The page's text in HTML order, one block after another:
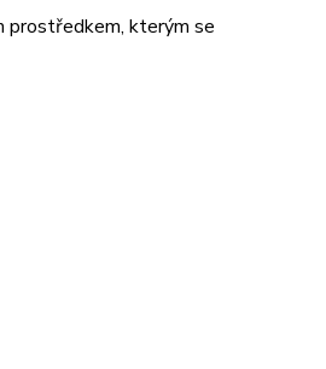
prostředkem, kterým se